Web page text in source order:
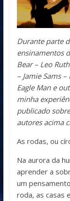
Durante parte
ensinamentos
Bear – Leo
– Jamie Sams
Eagle Man e
minha
publicado
autores acima
As rodas, ou
Na aurora da
aprender a
um
roda, as casas